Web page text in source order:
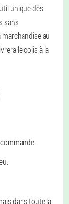
unique dès
sans
au
le colis à la
dans toute la